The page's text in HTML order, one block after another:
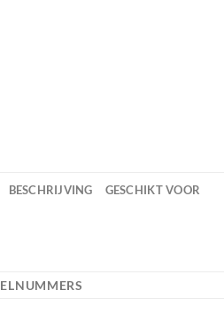
BESCHRIJVING GESCHIKT VOOR